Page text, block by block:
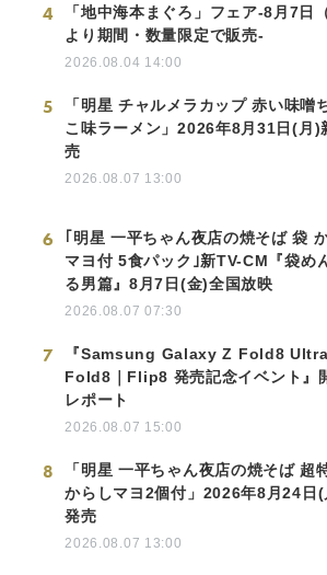
4
「地中海本まぐろ」フェア-8月7日
より期間・数量限定で販売-
2026.08.04 14:00
5
「明星 チャルメラカップ 赤い味噌
こ味ラーメン」2026年8月31日(月)
売
2026.08.07 13:00
6
｢明星 一平ちゃん夜店の焼そば 袋
マヨ付 5食パック｣新TV-CM『袋め
る男篇』8月7日(金)全国放映
2026.08.07 07:30
7
『Samsung Galaxy Z Fold8 Ultra
Fold8｜Flip8 発売記念イベント』
レポート
2026.08.07 15:00
8
「明星 一平ちゃん夜店の焼そば 超
からしマヨ2個付」2026年8月24日
発売
2026.08.07 13:00